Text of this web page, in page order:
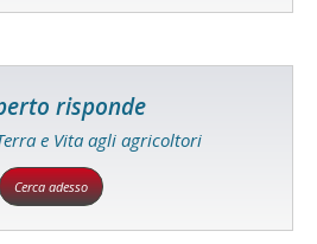
risponde
e Vita agli agricoltori
Cerca adesso